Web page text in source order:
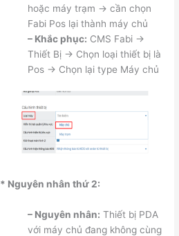
hoặc máy trạm -> cần chọn
Fabi Pos lại thành máy chủ
– Khắc phục: CMS Fabi ->
Thiết Bị -> Chọn loại thiết bị là
Pos -> Chọn lại type Máy chủ
* Nguyên nhân thứ 2:
– Nguyên nhân: Thiết bị PDA
với máy chủ đang không cùng